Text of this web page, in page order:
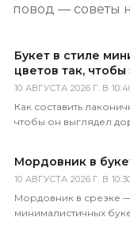
повод — советы
Букет в стиле
цветов так,
10 АВГУСТА 2026 Г. В
Как составить
чтобы он выглядел
Мордовник в
10 АВГУСТА 2026 Г. В
Мордовник в срезке
минималистичных